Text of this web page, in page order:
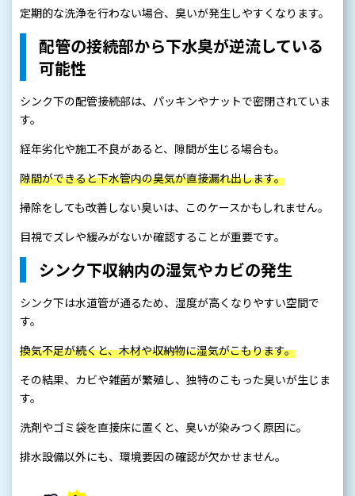
定期的な洗浄を行わない場合、臭いが発生しやすくなります。
配管の接続部から下水臭が逆流している
可能性
シンク下の配管接続部は、パッキンやナットで密閉されていま
す。
経年劣化や施工不良があると、隙間が生じる場合も。
隙間ができると下水管内の臭気が直接漏れ出します。
掃除をしても改善しない臭いは、このケースかもしれません。
目視でズレや緩みがないか確認することが重要です。
シンク下収納内の湿気やカビの発生
シンク下は水道管が通るため、湿度が高くなりやすい空間で
す。
換気不足が続くと、木材や収納物に湿気がこもります。
その結果、カビや雑菌が繁殖し、独特のこもった臭いが生じま
す。
洗剤やゴミ袋を直接床に置くと、臭いが染みつく原因に。
排水設備以外にも、環境要因の確認が欠かせません。